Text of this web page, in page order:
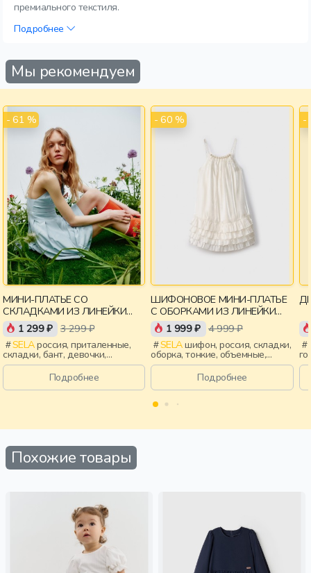
премиального текстиля.
Подробнее
Мы рекомендуем
- 61 %
МИНИ-ПЛАТЬЕ СО
СКЛАДКАМИ ИЗ ЛИНЕЙКИ
YOUNG1 299 ₽ 3 299 ₽
SELAроссия, приталенные,
складки, бант, девочки,
старшеклассники, дети
Подробнее
- 60 %
ШИФОНОВОЕ МИНИ-ПЛАТЬЕ
С ОБОРКАМИ ИЗ ЛИНЕЙКИ
YOUNG1 999 ₽ 4 999 ₽
SELAшифон, россия, складки,
оборка, тонкие, объемные,
девочки, старшеклассники,
Подробнее
-
Похожие товары